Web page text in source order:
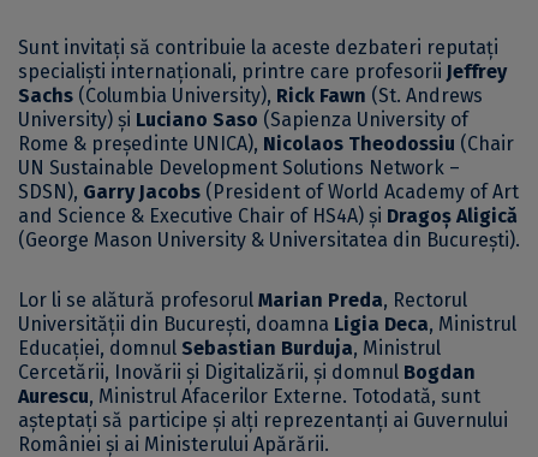
Sunt invitați să contribuie la aceste dezbateri reputați
specialiști internaționali, printre care profesorii Jeffrey
Sachs (Columbia University), Rick Fawn (St. Andrews
University) și Luciano Saso (Sapienza University of
Rome & președinte UNICA), Nicolaos Theodossiu (Chair
UN Sustainable Development Solutions Network –
SDSN), Garry Jacobs (President of World Academy of Art
and Science & Executive Chair of HS4A) și Dragoș Aligică
(George Mason University & Universitatea din București).
Lor li se alătură profesorul Marian Preda, Rectorul
Universității din București, doamna Ligia Deca, Ministrul
Educației, domnul Sebastian Burduja, Ministrul
Cercetării, Inovării și Digitalizării, și domnul Bogdan
Aurescu, Ministrul Afacerilor Externe. Totodată, sunt
așteptați să participe și alți reprezentanți ai Guvernului
României și ai Ministerului Apărării.